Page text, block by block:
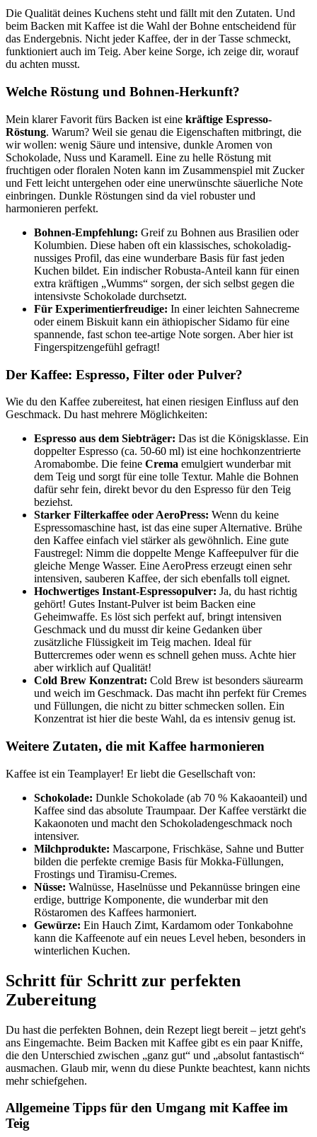
Die Qualität deines Kuchens steht und fällt mit den Zutaten. Und
beim Backen mit Kaffee ist die Wahl der Bohne entscheidend für
das Endergebnis. Nicht jeder Kaffee, der in der Tasse schmeckt,
funktioniert auch im Teig. Aber keine Sorge, ich zeige dir, worauf
du achten musst.
Welche Röstung und Bohnen-Herkunft?
Mein klarer Favorit fürs Backen ist eine kräftige Espresso-
Röstung. Warum? Weil sie genau die Eigenschaften mitbringt, die
wir wollen: wenig Säure und intensive, dunkle Aromen von
Schokolade, Nuss und Karamell. Eine zu helle Röstung mit
fruchtigen oder floralen Noten kann im Zusammenspiel mit Zucker
und Fett leicht untergehen oder eine unerwünschte säuerliche Note
einbringen. Dunkle Röstungen sind da viel robuster und
harmonieren perfekt.
Bohnen-Empfehlung: Greif zu Bohnen aus Brasilien oder
Kolumbien. Diese haben oft ein klassisches, schokoladig-
nussiges Profil, das eine wunderbare Basis für fast jeden
Kuchen bildet. Ein indischer Robusta-Anteil kann für einen
extra kräftigen „Wumms“ sorgen, der sich selbst gegen die
intensivste Schokolade durchsetzt.
Für Experimentierfreudige: In einer leichten Sahnecreme
oder einem Biskuit kann ein äthiopischer Sidamo für eine
spannende, fast schon tee-artige Note sorgen. Aber hier ist
Fingerspitzengefühl gefragt!
Der Kaffee: Espresso, Filter oder Pulver?
Wie du den Kaffee zubereitest, hat einen riesigen Einfluss auf den
Geschmack. Du hast mehrere Möglichkeiten:
Espresso aus dem Siebträger: Das ist die Königsklasse. Ein
doppelter Espresso (ca. 50-60 ml) ist eine hochkonzentrierte
Aromabombe. Die feine Crema emulgiert wunderbar mit
dem Teig und sorgt für eine tolle Textur. Mahle die Bohnen
dafür sehr fein, direkt bevor du den Espresso für den Teig
beziehst.
Starker Filterkaffee oder AeroPress: Wenn du keine
Espressomaschine hast, ist das eine super Alternative. Brühe
den Kaffee einfach viel stärker als gewöhnlich. Eine gute
Faustregel: Nimm die doppelte Menge Kaffeepulver für die
gleiche Menge Wasser. Eine AeroPress erzeugt einen sehr
intensiven, sauberen Kaffee, der sich ebenfalls toll eignet.
Hochwertiges Instant-Espressopulver: Ja, du hast richtig
gehört! Gutes Instant-Pulver ist beim Backen eine
Geheimwaffe. Es löst sich perfekt auf, bringt intensiven
Geschmack und du musst dir keine Gedanken über
zusätzliche Flüssigkeit im Teig machen. Ideal für
Buttercremes oder wenn es schnell gehen muss. Achte hier
aber wirklich auf Qualität!
Cold Brew Konzentrat: Cold Brew ist besonders säurearm
und weich im Geschmack. Das macht ihn perfekt für Cremes
und Füllungen, die nicht zu bitter schmecken sollen. Ein
Konzentrat ist hier die beste Wahl, da es intensiv genug ist.
Weitere Zutaten, die mit Kaffee harmonieren
Kaffee ist ein Teamplayer! Er liebt die Gesellschaft von:
Schokolade: Dunkle Schokolade (ab 70 % Kakaoanteil) und
Kaffee sind das absolute Traumpaar. Der Kaffee verstärkt die
Kakaonoten und macht den Schokoladengeschmack noch
intensiver.
Milchprodukte: Mascarpone, Frischkäse, Sahne und Butter
bilden die perfekte cremige Basis für Mokka-Füllungen,
Frostings und Tiramisu-Cremes.
Nüsse: Walnüsse, Haselnüsse und Pekannüsse bringen eine
erdige, buttrige Komponente, die wunderbar mit den
Röstaromen des Kaffees harmoniert.
Gewürze: Ein Hauch Zimt, Kardamom oder Tonkabohne
kann die Kaffeenote auf ein neues Level heben, besonders in
winterlichen Kuchen.
Schritt für Schritt zur perfekten
Zubereitung
Du hast die perfekten Bohnen, dein Rezept liegt bereit – jetzt geht's
ans Eingemachte. Beim Backen mit Kaffee gibt es ein paar Kniffe,
die den Unterschied zwischen „ganz gut“ und „absolut fantastisch“
ausmachen. Glaub mir, wenn du diese Punkte beachtest, kann nichts
mehr schiefgehen.
Allgemeine Tipps für den Umgang mit Kaffee im
Teig